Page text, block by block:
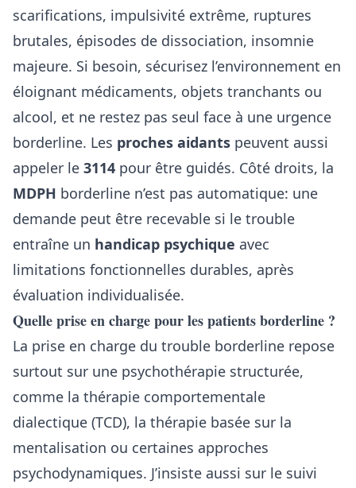
scarifications, impulsivité extrême, ruptures
brutales, épisodes de dissociation, insomnie
majeure. Si besoin, sécurisez l’environnement en
éloignant médicaments, objets tranchants ou
alcool, et ne restez pas seul face à une urgence
borderline. Les proches aidants peuvent aussi
appeler le 3114 pour être guidés. Côté droits, la
MDPH borderline n’est pas automatique: une
demande peut être recevable si le trouble
entraîne un handicap psychique avec
limitations fonctionnelles durables, après
évaluation individualisée.
Quelle prise en charge pour les patients borderline ?
La prise en charge du trouble borderline repose
surtout sur une psychothérapie structurée,
comme la thérapie comportementale
dialectique (TCD), la thérapie basée sur la
mentalisation ou certaines approches
psychodynamiques. J’insiste aussi sur le suivi